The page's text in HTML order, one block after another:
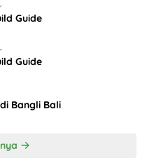
Guide
Guide
Bangli Bali